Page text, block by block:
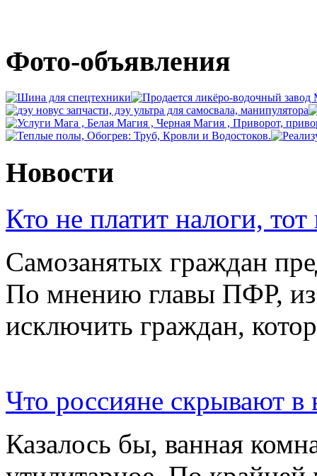
Фото-объявления
Новости
Кто не платит налоги,
Самозанятых граждан
По мнению главы ПФР,
исключить граждан,
Что россияне скрывают в
Казалось бы, ванная